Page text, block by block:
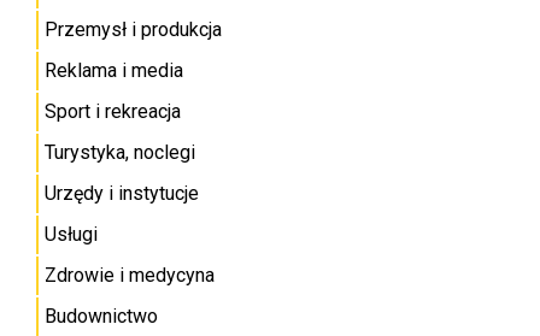
Przemysł i produkcja
Reklama i media
Sport i rekreacja
Turystyka, noclegi
Urzędy i instytucje
Usługi
Zdrowie i medycyna
Budownictwo